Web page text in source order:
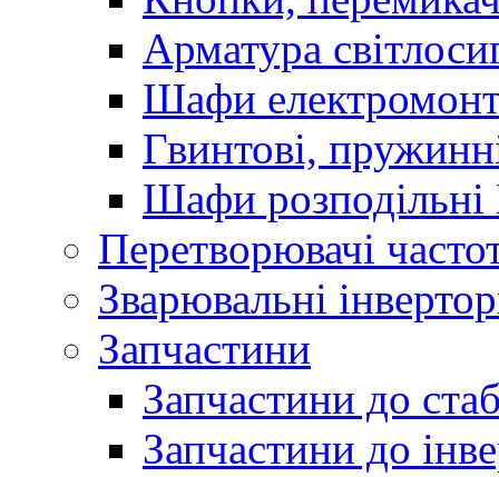
Арматура
Шафи
Гвинтові,
Шафи розподільні
Перетворювачі
Зварювальні
Запчастини
Запчастини до
Запчастини до